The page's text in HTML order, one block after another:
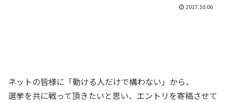
2017.10.06
ネットの皆様に「動ける人だけで構わない」から、
選挙を共に戦って頂きたいと思い、エントリを寄稿させて